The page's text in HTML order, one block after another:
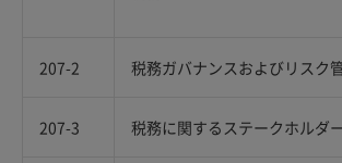
207-2 税務ガバナンスおよびリスク
207-3 税務に関するステークホルダ